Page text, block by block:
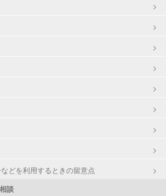
どを利用するときの留意点
談